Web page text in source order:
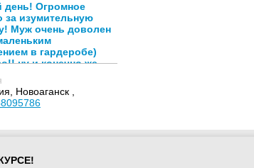
Огромное
за изумительную
Муж очень доволен
в гардеробе)
ну и конечно же
Анастасии,за её
помощь к клиентам!)
Новоаганск ,